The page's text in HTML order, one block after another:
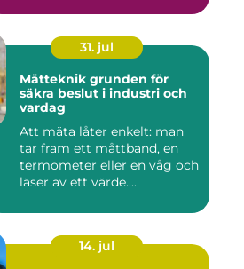
31. jul
Mätteknik grunden för
säkra beslut i industri och
vardag
Att mäta låter enkelt: man
tar fram ett måttband, en
termometer eller en våg och
läser av ett värde....
14. jul